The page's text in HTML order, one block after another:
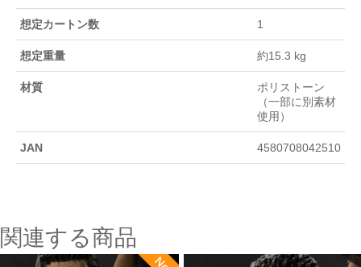
想定カートン数 1
想定重量 約15.3 kg
材質
ポリストーン
（一部に別素材
使用）
JAN 4580708042510
関連する商品